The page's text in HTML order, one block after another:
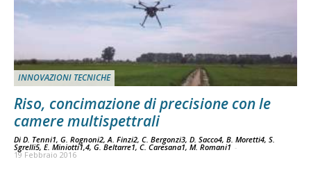
INNOVAZIONI TECNICHE
Riso, concimazione di precisione con le
camere multispettrali
Di D. Tenni1, G. Rognoni2, A. Finzi2, C. Bergonzi3, D. Sacco4, B. Moretti4, S.
Sgrelli5, E. Miniotti1,4, G. Beltarre1, C. Caresana1, M. Romani1 -
19 Febbraio 2016